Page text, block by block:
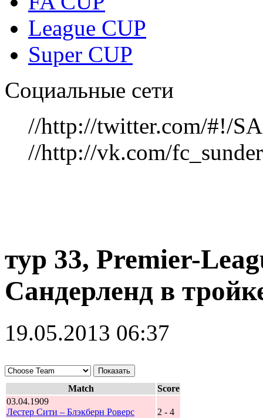
League CUP
Super CUP
Социальные сети
//http://twitter.com/#!/
//http://vk.com/
тур 33, Рremier-
Сандерленд в
19.05.2013 06:37
Match
Score
03.04.1909
Лестер Сити – Блэкберн Роверс
2 - 4